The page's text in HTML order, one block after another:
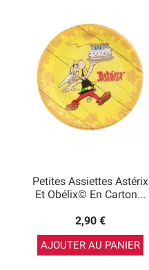
Petites Assiettes Astérix
Et Obélix© En Carton...
2,90 €
AJOUTER AU PANIER